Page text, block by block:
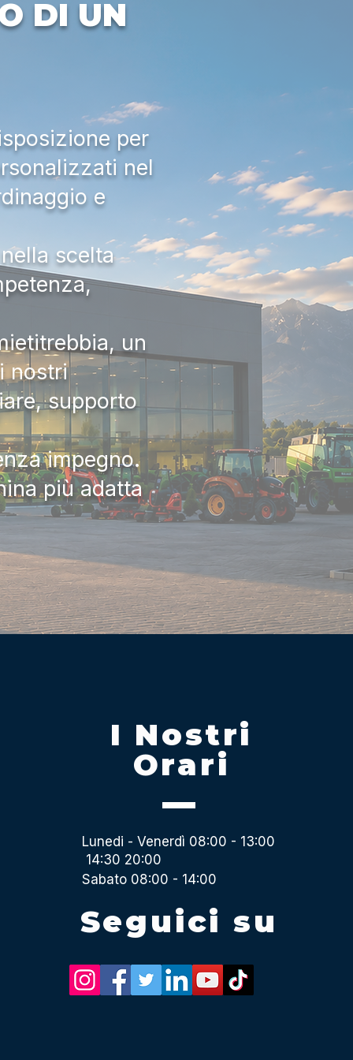
DI UN
per
nel
e
scelta
un
nostri
supporto
impegno.
più adatta
I Nostri
Orari
Lunedi - Venerdì 08:00 - 13:00
14:30 20:00
Sabato 08:00 - 14:00
Seguici su